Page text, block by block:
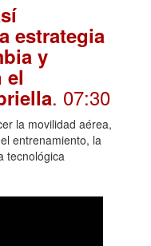
estrategia
y
el
. 07:30
la movilidad aérea,
entrenamiento, la
tecnológica